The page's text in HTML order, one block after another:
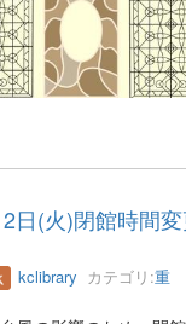
2日(火)閉館時間
kclibrary カテゴリ: